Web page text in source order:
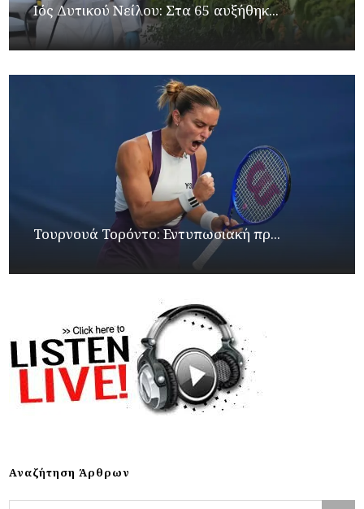
Ιός Δυτικού Νείλου: Στα 65 αυξήθηκ...
Τουρνουά Τορόντο: Εντυπωσιακή πρ...
Αναζήτηση Άρθρων